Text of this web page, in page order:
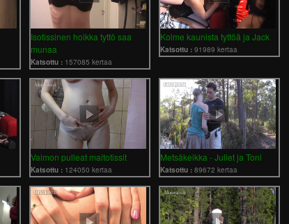
Isotissinen hoikka tyttö saa
munaa
Katsottu : 157085 kertaa
Kolme kaunista tyttöä ja Jack
Katsottu :91989 kertaa
Vaimon pulleat maitotissit
Katsottu : 124050 kertaa
Metsäkeikka - Juliet ja Toni
Katsottu :89672 kertaa